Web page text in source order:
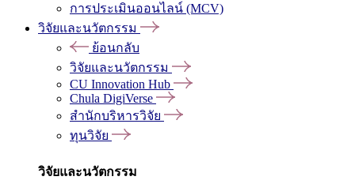
การประเมินออนไลน์ (MCV)
วิจัยและนวัตกรรม
ย้อนกลับ
วิจัยและนวัตกรรม
CU Innovation Hub
Chula DigiVerse
สำนักบริหารวิจัย
ทุนวิจัย
วิจัยและนวัตกรรม